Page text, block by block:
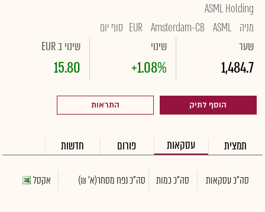
ASML Holding
מניה ASML
Amsterdam-CB
EUR סוף יום
שער
1,484.7
שינוי
+1.08%
שינוי ב EUR
15.80
הוסף לתיק התראות
תמצית עסקאות פורום חדשות
סה"כ עסקאות סה"כ כמות סה"כ נפח מסחר(א' ₪) אקסל